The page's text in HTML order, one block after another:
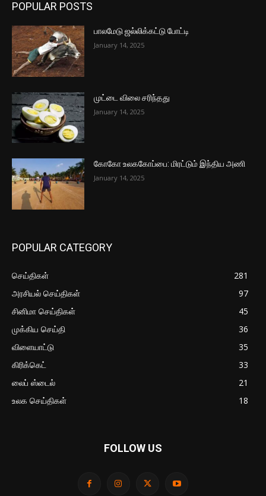
POPULAR POSTS
பாலமேடு ஜல்லிக்கட்டு போட்டி
January 14, 2025
முட்டை விலை சரிந்தது
January 14, 2025
கோகோ உலககோப்பை: மிரட்டும் இந்திய அணி
January 14, 2025
POPULAR CATEGORY
செய்திகள்
281
அரசியல் செய்திகள்
97
சினிமா செய்திகள்
45
முக்கிய செய்தி
36
விளையாட்டு
35
கிரிக்கெட்
33
லைப் ஸ்டைல்
21
உலக செய்திகள்
18
FOLLOW US